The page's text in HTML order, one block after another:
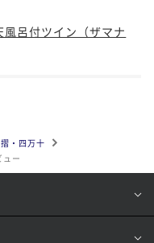
呂付ツイン（ザマナ
・四万十
ー